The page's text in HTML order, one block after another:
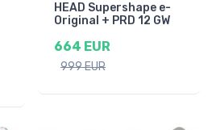
HEAD Supershape e-
Original + PRD 12 GW
664 EUR
999 EUR